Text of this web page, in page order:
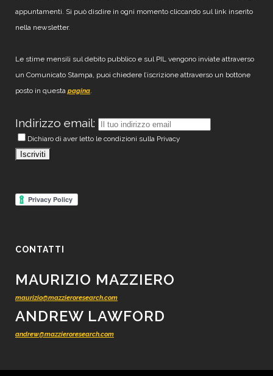
appuntamenti. Si può disdire in ogni momento cliccando sul link inserito
nella newsletter.
Le stime mensili sul debito pubblico e sul PIL vengono inviate attraverso
un Comunicato Stampa, puoi chiedere l’iscrizione attraverso un bottone
posto in questa pagina.
Indirizzo email:
Dichiaro di aver letto le condizioni sulla Privacy
CONTATTI
MAURIZIO MAZZIERO
maurizio@mazzieroresearch.com
ANDREW LAWFORD
andrew@mazzieroresearch.com